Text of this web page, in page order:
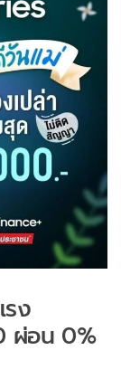
ง
ผ่อน 0%